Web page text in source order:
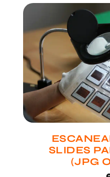
SLIDES
(JPG